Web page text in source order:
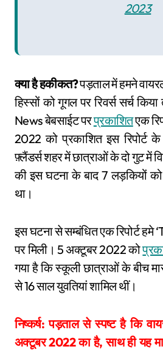
2023
क्या है हकीकत?पड़ताल में हमने
हिस्सों को गूगल पर रिवर्स सर्च
News बेबसाईट परप्रकाशितएक
2022 को प्रकाशित इस रिपोर्ट
फ़्लैंडर्स शहर में छात्राओं के दो गुट में
की इस घटना के बाद 7 लड़कियों को
था।
इस घटना से सम्बंधित एक रिपोर्ट हमे
पर मिली। 5 अक्टूबर 2022 को
गया है कि स्कूली छात्राओं के बीच
से 16 साल युवतियां शामिल थीं।
निष्कर्ष: पड़ताल से स्पष्ट है कि
अक्टूबर 2022 का है, साथ ही यह